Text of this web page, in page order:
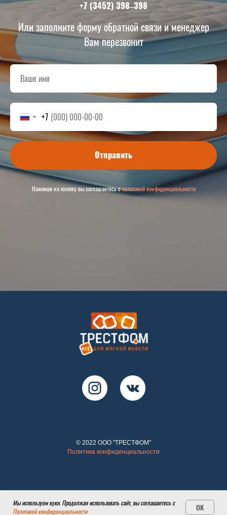
Главная Контакты
Мы используем куки. Продолжая использовать сайт, вы соглашаетесь с
Политикой конфиденциальности
OK
+7 (3452) 398‒398
Или заполните форму обратной связи и менеджер
Вам перезвонит
+7
Отправить
Нажимая на кнопку вы соглашаетесь сполитикой конфиденциальности
© 2022 ООО "ТРЕСТФОМ"
Политика конфиденциальности